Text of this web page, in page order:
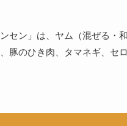
セン」は、ヤム（混ぜる・
豚のひき肉、タマネギ、セ